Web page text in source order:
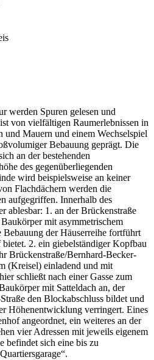
werden Spuren gelesen und
von vielfältigen Raumerlebnissen in
Mauern und einem Wechselspiel
Bebauung geprägt. Die
an der bestehenden
des gegenüberliegenden
wird beispielsweise an keiner
Flachdächern werden die
aufgegriffen. Innerhalb des
ablesbar: 1. an der Brückenstraße
mit asymmetrischem
der Häuserreihe fortführt
2. ein giebelständiger Kopfbau
Brückenstraße/Bernhard-Becker-
(Kreisel) einladend und mit
schließt nach einer Gasse zum
mit Satteldach an, der
den Blockabschluss bildet und
Höhenentwicklung verringert. Eines
angeordnet, ein weiteres an der
vier Adressen mit jeweils eigenem
befindet sich eine bis zu